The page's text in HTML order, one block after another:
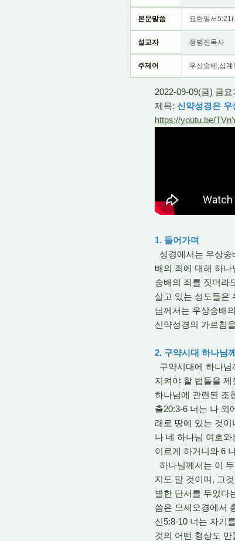
본문말씀 요한일서
설교자 정병진목사
주제어 우상숭배,십
2022-09-09(금) 금요
제목: 신약성경은 우
https://youtu.be/
1. 들어가며
성경에서는 우상숭
배의 죄에 대해 하
숭배의 죄를 짓더라
살고 있는 성도들은
님께서는 우상숭배
신약성경의 가르침
2. 구약시대 하나님
구약시대에 하나
지켜야 할 법들을
하나님에 관련된 조
출20:3-6 너는 나 외
래로 땅에 있는 것
나 네 하나님 여호
이르게 하거니와 6
하나님께서는 이
지도 말 것이며, 그
별한 단서를 두었다
씀은 모세오경에서
신5:8-10 너는 자기
것의 어떤 형상도